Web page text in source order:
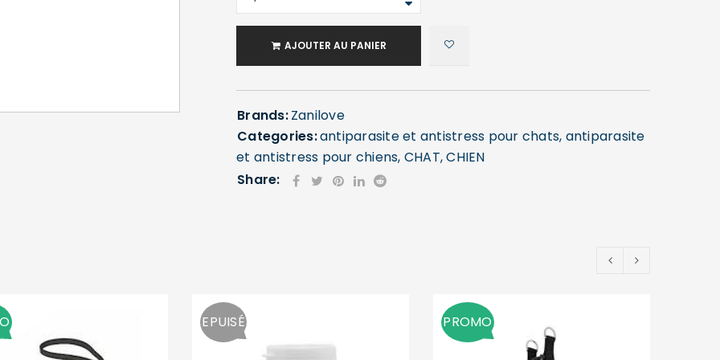
Se souvenir de moi
SE CONNECTER
AJOUTER AU PANIER
Brands:Zanilove
Categories:antiparasite et antistress pour chats, antiparasite
et antistress pour chiens, CHAT,CHIEN
Share:
EPUISÉ PROMO